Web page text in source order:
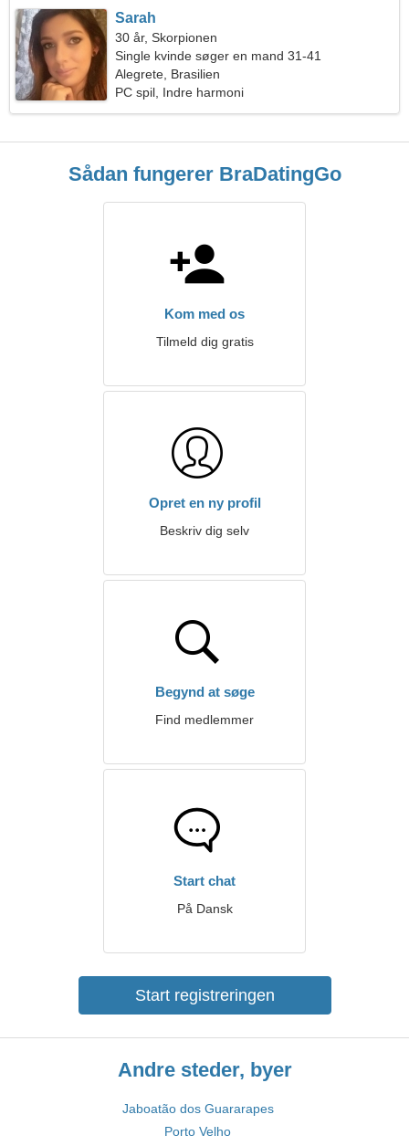
Sarah
30 år, Skorpionen
Single kvinde søger en mand 31-41
Alegrete, Brasilien
PC spil, Indre harmoni
Sådan fungerer BraDatingGo
Kom med os
Tilmeld dig gratis
Opret en ny profil
Beskriv dig selv
Begynd at søge
Find medlemmer
Start chat
På Dansk
Start registreringen
Andre steder, byer
Jaboatão dos Guararapes
Porto Velho